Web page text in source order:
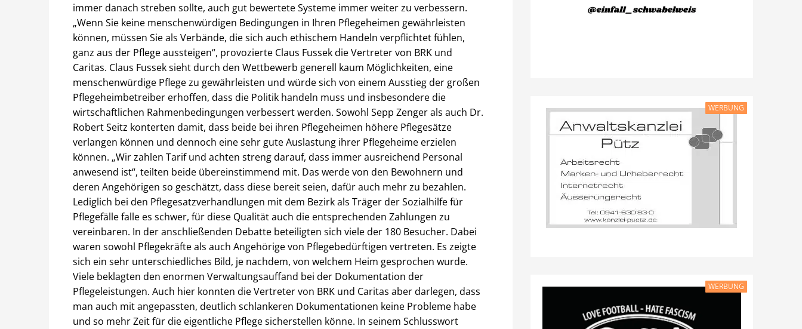
immer danach streben sollte, auch gut bewertete Systeme immer weiter zu verbessern.
„Wenn Sie keine menschenwürdigen Bedingungen in Ihren Pflegeheimen gewährleisten
können, müssen Sie als Verbände, die sich auch ethischem Handeln verpflichtet fühlen,
ganz aus der Pflege aussteigen“, provozierte Claus Fussek die Vertreter von BRK und
Caritas. Claus Fussek sieht durch den Wettbewerb generell kaum Möglichkeiten, eine
menschenwürdige Pflege zu gewährleisten und würde sich von einem Ausstieg der großen
Pflegeheimbetreiber erhoffen, dass die Politik handeln muss und insbesondere die
wirtschaftlichen Rahmenbedingungen verbessert werden. Sowohl Sepp Zenger als auch Dr.
Robert Seitz konterten damit, dass beide bei ihren Pflegeheimen höhere Pflegesätze
verlangen können und dennoch eine sehr gute Auslastung ihrer Pflegeheime erzielen
können. „Wir zahlen Tarif und achten streng darauf, dass immer ausreichend Personal
anwesend ist“, teilten beide übereinstimmend mit. Das werde von den Bewohnern und
deren Angehörigen so geschätzt, dass diese bereit seien, dafür auch mehr zu bezahlen.
Lediglich bei den Pflegesatzverhandlungen mit dem Bezirk als Träger der Sozialhilfe für
Pflegefälle falle es schwer, für diese Qualität auch die entsprechenden Zahlungen zu
vereinbaren. In der anschließenden Debatte beteiligten sich viele der 180 Besucher. Dabei
waren sowohl Pflegekräfte als auch Angehörige von Pflegebedürftigen vertreten. Es zeigte
sich ein sehr unterschiedliches Bild, je nachdem, von welchem Heim gesprochen wurde.
Viele beklagten den enormen Verwaltungsauffand bei der Dokumentation der
Pflegeleistungen. Auch hier konnten die Vertreter von BRK und Caritas aber darlegen, dass
man auch mit angepassten, deutlich schlankeren Dokumentationen keine Probleme habe
und so mehr Zeit für die eigentliche Pflege sicherstellen könne. In seinem Schlusswort
WERBUNG
WERBUNG